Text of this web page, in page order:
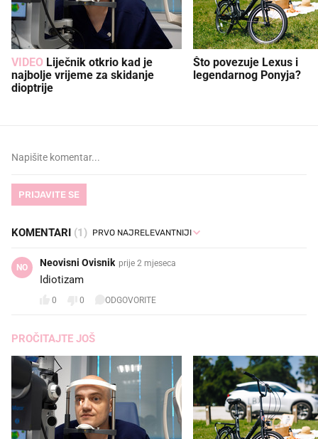
VIDEO
najbolje vrijeme za skidanje
dioptrije
Što povezuje Lexus i
legendarnog Ponyja?
PRIJAVITE SE
KOMENTARI (1)
NO Neovisni Ovisnik prije 2 mjeseca
Idiotizam
0 0 ODGOVORITE
PROČITAJTE JOŠ